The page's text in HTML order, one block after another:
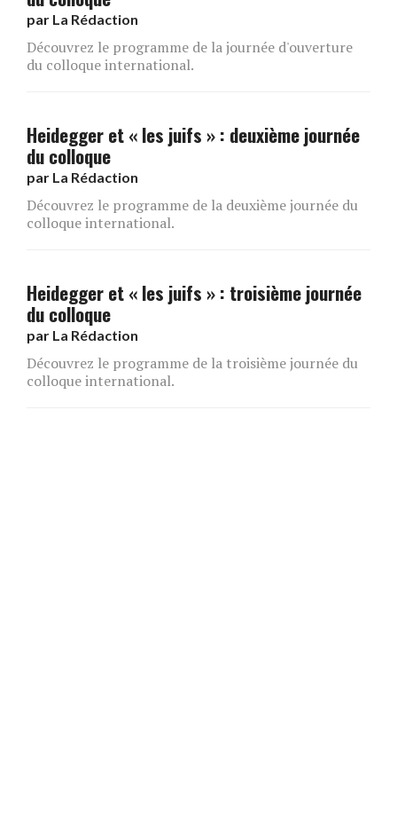
par La Rédaction
Découvrez le programme de la journée d'ouverture
du colloque international.
Heidegger et « les juifs » : deuxième journée
du colloque
par La Rédaction
Découvrez le programme de la deuxième journée du
colloque international.
Heidegger et « les juifs » : troisième journée
du colloque
par La Rédaction
Découvrez le programme de la troisième journée du
colloque international.